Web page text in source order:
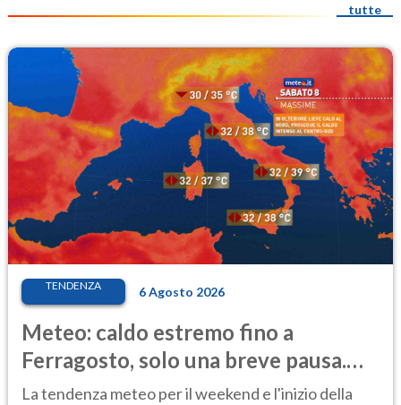
tutte
TENDENZA 6 Agosto 2026
Meteo: caldo estremo fino a
Ferragosto, solo una breve pausa.
Ecco dove
La tendenza meteo per il weekend e l'inizio della